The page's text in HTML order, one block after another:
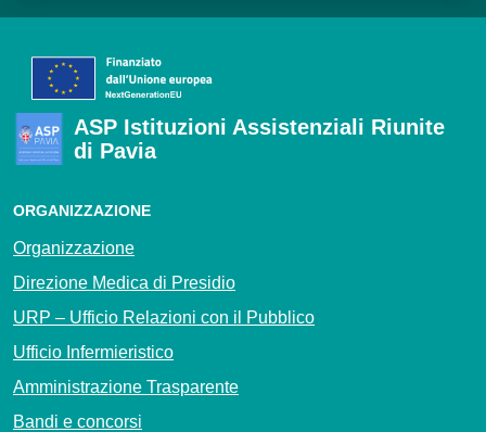
ASP Istituzioni Assistenziali Riunite
di Pavia
ORGANIZZAZIONE
Organizzazione
Direzione Medica di Presidio
URP – Ufficio Relazioni con il Pubblico
Ufficio Infermieristico
Amministrazione Trasparente
Bandi e concorsi